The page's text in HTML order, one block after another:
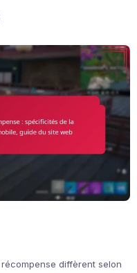
diffèrent selon